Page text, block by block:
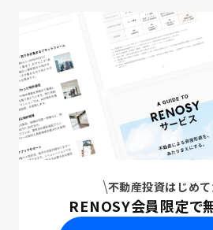
不動産投資はじめ
RENOSY会員限定で